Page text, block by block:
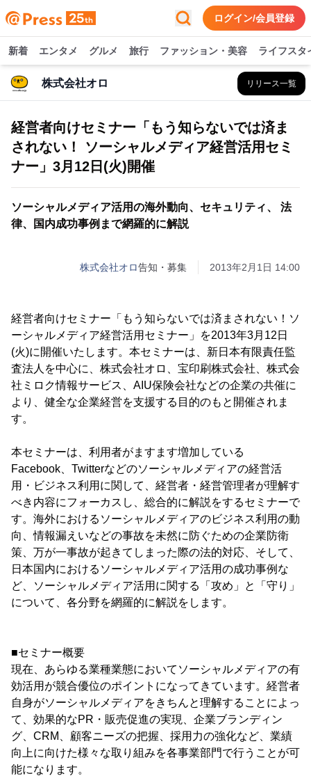
ログイン/会員登録
新着 エンタメ グルメ 旅行 ファッション・美容 ライフスタ
株式会社オロ リリース一覧
経営者向けセミナー「もう知らないでは済ま
されない！ ソーシャルメディア経営活用セミ
ナー」3月12日(火)開催
ソーシャルメディア活用の海外動向、セキュリティ、 法
律、国内成功事例まで網羅的に解説
株式会社オロ告知・募集 2013年2月1日 14:00
経営者向けセミナー「もう知らないでは済まされない！ソ
ーシャルメディア経営活用セミナー」を2013年3月12日
(火)に開催いたします。本セミナーは、新日本有限責任監
査法人を中心に、株式会社オロ、宝印刷株式会社、株式会
社ミロク情報サービス、AIU保険会社などの企業の共催に
より、健全な企業経営を支援する目的のもと開催されま
す。
本セミナーは、利用者がますます増加している
Facebook、Twitterなどのソーシャルメディアの経営活
用・ビジネス利用に関して、経営者・経営管理者が理解す
べき内容にフォーカスし、総合的に解説をするセミナーで
す。海外におけるソーシャルメディアのビジネス利用の動
向、情報漏えいなどの事故を未然に防ぐための企業防衛
策、万が一事故が起きてしまった際の法的対応、そして、
日本国内におけるソーシャルメディア活用の成功事例な
ど、ソーシャルメディア活用に関する「攻め」と「守り」
について、各分野を網羅的に解説をします。
■セミナー概要
現在、あらゆる業種業態においてソーシャルメディアの有
効活用が競合優位のポイントになってきています。経営者
自身がソーシャルメディアをきちんと理解することによっ
て、効果的なPR・販売促進の実現、企業ブランディン
グ、CRM、顧客ニーズの把握、採用力の強化など、業績
向上に向けた様々な取り組みを各事業部門で行うことが可
能になります。